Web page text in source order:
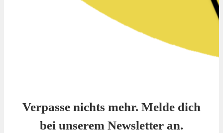
Verpasse nichts mehr. Melde dich
bei unserem Newsletter an.